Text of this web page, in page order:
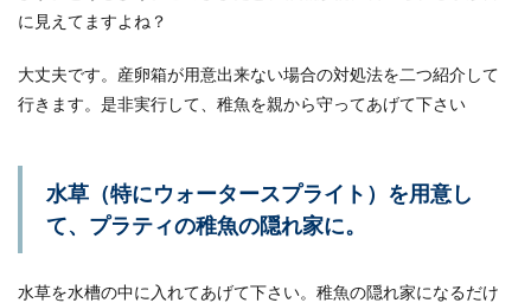
に見えてますよね？
大丈夫です。産卵箱が用意出来ない場合の対処法を二つ紹介して
行きます。是非実行して、稚魚を親から守ってあげて下さい
水草（特にウォータースプライト）を用意し
て、プラティの稚魚の隠れ家に。
水草を水槽の中に入れてあげて下さい。稚魚の隠れ家になるだけ